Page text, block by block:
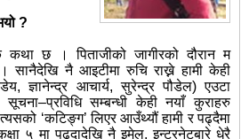
?
छ । पिताजीको जागीरको दौरान म
सानैदेखि नै आइटीमा रुचि राख्ने हामी केही
ज्ञानेन्द्र आचार्य, सुरेन्द्र पौडेल) एउटा
सम्बन्धी केही नयाँ कुराहरु
‘कटिङ्ग’ लिएर आउँथ्यौं हामी र पढ्दैमा
५ मा पढ्दादेखि नै इमेल, इन्टरनेटबारे धेरै